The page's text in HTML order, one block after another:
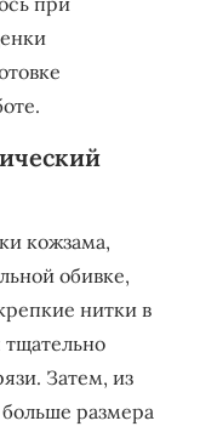
кожзама,
обивке,
нитки в
Затем, из
больше размера